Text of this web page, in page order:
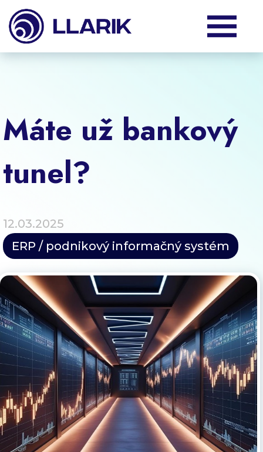
Podpora
O nás
Klienti
Kontakt
Máte už bankový
tunel?
12.03.2025
ERP / podnikový informačný systém